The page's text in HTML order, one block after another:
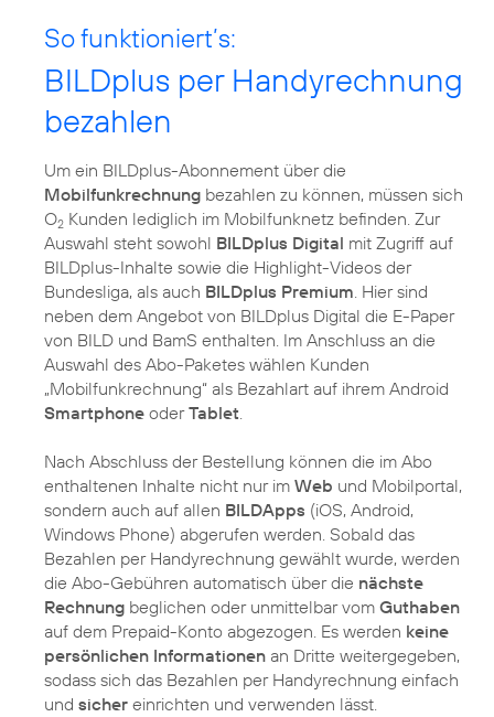
So funktioniert’s:
BILDplus per Handyrechnung
bezahlen
Um ein BILDplus-Abonnement über die
Mobilfunkrechnung bezahlen zu können, müssen sich
O2 Kunden lediglich im Mobilfunknetz befinden. Zur
Auswahl steht sowohl BILDplus Digital mit Zugriff auf
BILDplus-Inhalte sowie die Highlight-Videos der
Bundesliga, als auch BILDplus Premium. Hier sind
neben dem Angebot von BILDplus Digital die E-Paper
von BILD und BamS enthalten. Im Anschluss an die
Auswahl des Abo-Paketes wählen Kunden
„Mobilfunkrechnung“ als Bezahlart auf ihrem Android
Smartphone oderTablet.
Nach Abschluss der Bestellung können die im Abo
enthaltenen Inhalte nicht nur im Web und Mobilportal,
sondern auch auf allen BILDApps (iOS, Android,
Windows Phone) abgerufen werden. Sobald das
Bezahlen per Handyrechnung gewählt wurde, werden
die Abo-Gebühren automatisch über die nächste
Rechnung beglichen oder unmittelbar vom Guthaben
auf dem Prepaid-Konto abgezogen. Es werden keine
persönlichen Informationen an Dritte weitergegeben,
sodass sich das Bezahlen per Handyrechnung einfach
und sicher einrichten und verwenden lässt.